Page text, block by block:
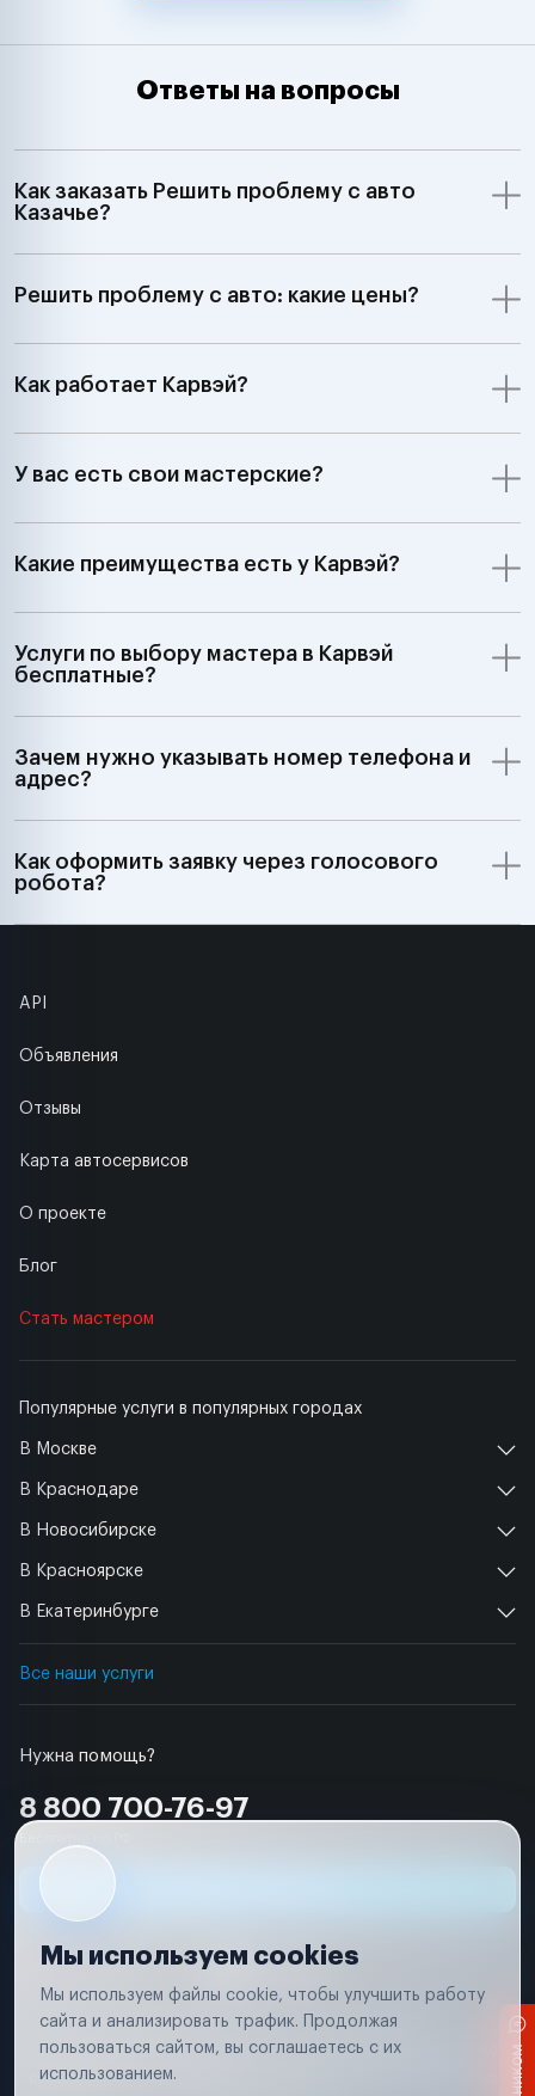
Ответы на вопросы
Как заказать Решить проблему с авто
Казачье?
Решить проблему с авто: какие цены?
Как работает Карвэй?
У вас есть свои мастерские?
Какие преимущества есть у Карвэй?
Услуги по выбору мастера в Карвэй
бесплатные?
Зачем нужно указывать номер телефона и
адрес?
Как оформить заявку через голосового
робота?
Нужна помощь?
8 800 700-76-97
Популярные услуги в популярных городах
В Москве
В Краснодаре
В Новосибирске
В Красноярске
В Екатеринбурге
Все наши услуги
API
Объявления
Отзывы
Карта автосервисов
О проекте
Блог
Стать мастером
Условия использования
Удаление аккаунта
Вся информация, представленная на сайте, носит исключительно
соответствии с положениями статьи 437 (п. 2) Гражданского кодекса
Мы используем cookies
Мы используем файлы cookie, чтобы улучшить работу
сайта и анализировать трафик. Продолжая
пользоваться сайтом, вы соглашаетесь с их
использованием.